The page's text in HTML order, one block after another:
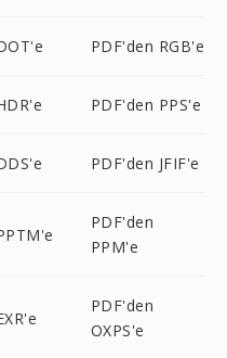
PDF'den RGB'e
PDF'den PPS'e
PDF'den JFIF'e
PDF'den
PPM'e
PDF'den
OXPS'e